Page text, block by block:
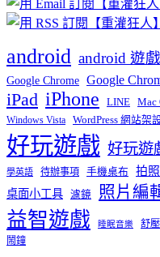
android android 遊戲
Google Chrome Google
iPad iPhone LINE Mac
Windows Vista WordPress 網站架
好玩遊戲 好玩遊
學英語 待辦事項 手機桌布 拍
桌面小工具 濾鏡 照片編
益智遊戲 睡眠音樂 舒壓
鬧鐘